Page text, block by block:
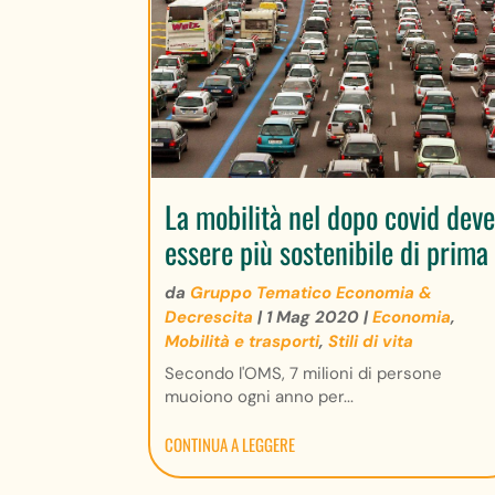
La mobilità nel dopo covid deve
essere più sostenibile di prima
da Gruppo Tematico Economia &
Decrescita | 1 Mag 2020 |Economia,
Mobilità e trasporti,Stili di vita
Secondo l'OMS, 7 milioni di persone
muoiono ogni anno per...
CONTINUA A LEGGERE